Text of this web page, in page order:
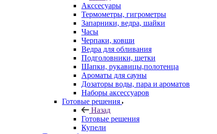
Аксcесуары
Термометры, гигрометры
Запарники, ведра, шайки
Часы
Черпаки, ковши
Ведра для обливания
Подголовники, щетки
Шапки, рукавицы,полотенца
Ароматы для сауны
Дозаторы воды, пара и ароматов
Наборы аксессуаров
Готовые решения
Назад
Готовые решения
Купели